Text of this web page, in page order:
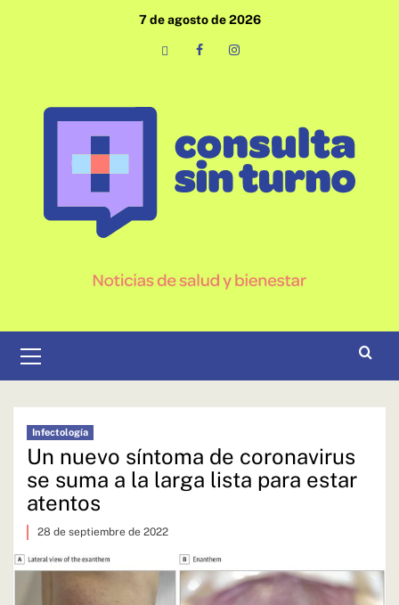
7 de agosto de 2026
primario
Infectología
Un nuevo síntoma de coronavirus
se suma a la larga lista para estar
atentos
28 de septiembre de 2022